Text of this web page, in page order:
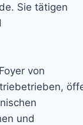
Sie tätigen
von
und